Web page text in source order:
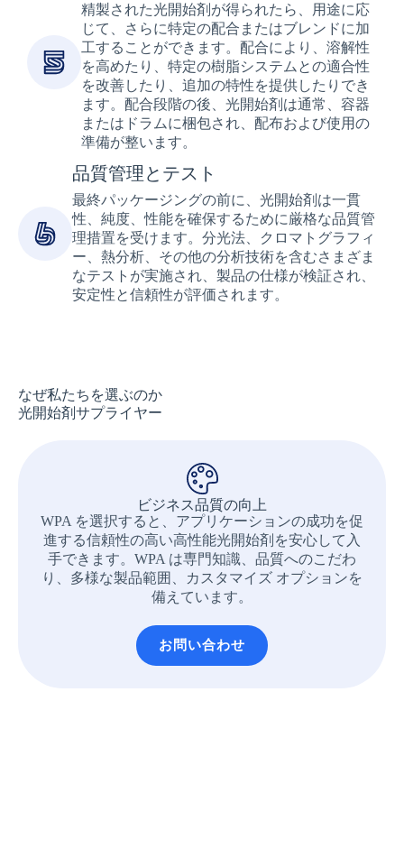
精製された光開始剤が得られたら、用途に応
じて、さらに特定の配合またはブレンドに加
工することができます。配合により、溶解性
を高めたり、特定の樹脂システムとの適合性
を改善したり、追加の特性を提供したりでき
ます。配合段階の後、光開始剤は通常、容器
またはドラムに梱包され、配布および使用の
準備が整います。
品質管理とテスト
最終パッケージングの前に、光開始剤は一貫
性、純度、性能を確保するために厳格な品質管
理措置を受けます。分光法、クロマトグラフィ
ー、熱分析、その他の分析技術を含むさまざま
なテストが実施され、製品の仕様が検証され、
安定性と信頼性が評価されます。
なぜ私たちを選ぶのか
光開始剤サプライヤー
ビジネス品質の向上
WPA を選択すると、アプリケーションの成功を促
進する信頼性の高い高性能光開始剤を安心して入
手できます。WPA は専門知識、品質へのこだわ
り、多様な製品範囲、カスタマイズ オプションを
備えています。
お問い合わせ